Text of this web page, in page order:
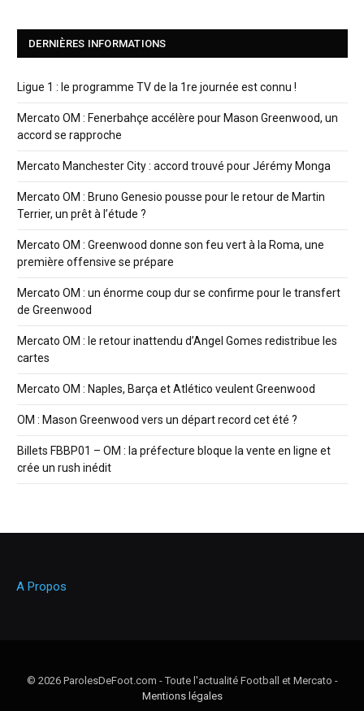
DERNIÈRES INFORMATIONS
Ligue 1 : le programme TV de la 1re journée est connu !
Mercato OM : Fenerbahçe accélère pour Mason Greenwood, un
accord se rapproche
Mercato Manchester City : accord trouvé pour Jérémy Monga
Mercato OM : Bruno Genesio pousse pour le retour de Martin
Terrier, un prêt à l’étude ?
Mercato OM : Greenwood donne son feu vert à la Roma, une
première offensive se prépare
Mercato OM : un énorme coup dur se confirme pour le transfert
de Greenwood
Mercato OM : le retour inattendu d’Angel Gomes redistribue les
cartes
Mercato OM : Naples, Barça et Atlético veulent Greenwood
OM : Mason Greenwood vers un départ record cet été ?
Billets FBBP01 – OM : la préfecture bloque la vente en ligne et
crée un rush inédit
A Propos
© 2026 ParolesDeFoot.com - Toute l'actualité Football et Mercato -
Mentions légales